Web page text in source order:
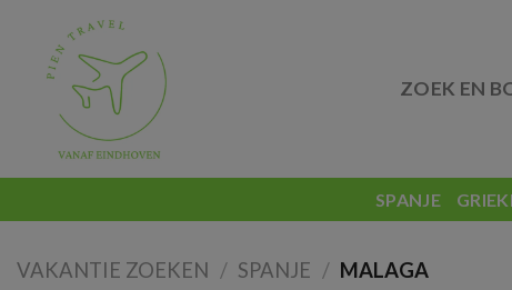
content
ZOEK EN
SPANJE
VAKANTIE ZOEKEN / SPANJE / MALAGA